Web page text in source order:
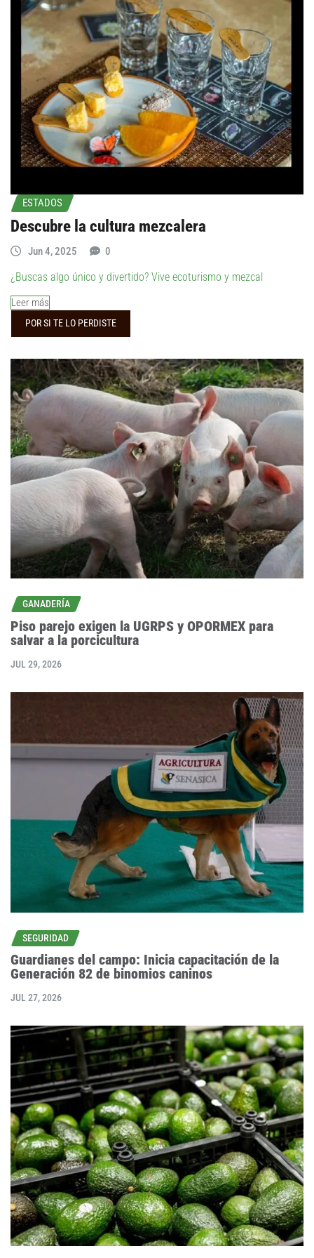
ESTADOS
Descubre la cultura mezcalera
Jun 4, 2025 0
¿Buscas algo único y divertido? Vive ecoturismo y mezcal
Leer más
POR SI TE LO PERDISTE
GANADERÍA
Piso parejo exigen la UGRPS y OPORMEX para
salvar a la porcicultura
JUL 29, 2026
SEGURIDAD
Guardianes del campo: Inicia capacitación de la
Generación 82 de binomios caninos
JUL 27, 2026